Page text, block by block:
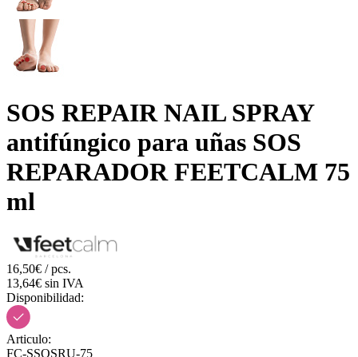
SOS REPAIR NAIL SPRAY
antifúngico para uñas SOS
REPARADOR FEETCALM 75
ml
16,50€ / pcs.
13,64€ sin IVA
Disponibilidad:
Articulo:
FC-SSOSRU-75